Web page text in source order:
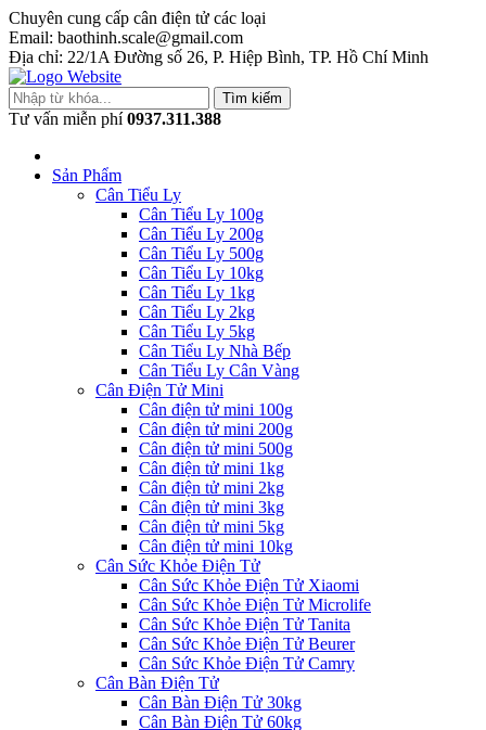
Chuyên cung cấp cân điện tử các loại
Email: baothinh.scale@gmail.com
Địa chỉ: 22/1A Đường số 26, P. Hiệp Bình, TP. Hồ Chí Minh
Tìm kiếm
Tư vấn miễn phí 0937.311.388
Sản Phẩm
Cân Tiểu Ly
Cân Tiểu Ly 100g
Cân Tiểu Ly 200g
Cân Tiểu Ly 500g
Cân Tiểu Ly 10kg
Cân Tiểu Ly 1kg
Cân Tiểu Ly 2kg
Cân Tiểu Ly 5kg
Cân Tiểu Ly Nhà Bếp
Cân Tiểu Ly Cân Vàng
Cân Điện Tử Mini
Cân điện tử mini 100g
Cân điện tử mini 200g
Cân điện tử mini 500g
Cân điện tử mini 1kg
Cân điện tử mini 2kg
Cân điện tử mini 3kg
Cân điện tử mini 5kg
Cân điện tử mini 10kg
Cân Sức Khỏe Điện Tử
Cân Sức Khỏe Điện Tử Xiaomi
Cân Sức Khỏe Điện Tử Microlife
Cân Sức Khỏe Điện Tử Tanita
Cân Sức Khỏe Điện Tử Beurer
Cân Sức Khỏe Điện Tử Camry
Cân Bàn Điện Tử
Cân Bàn Điện Tử 30kg
Cân Bàn Điện Tử 60kg